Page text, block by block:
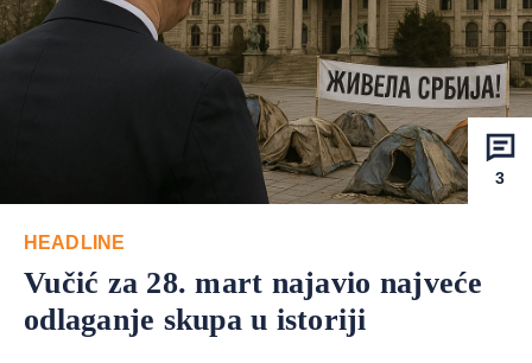
3
HEADLINE
Vučić za 28. mart najavio najveće
odlaganje skupa u istoriji